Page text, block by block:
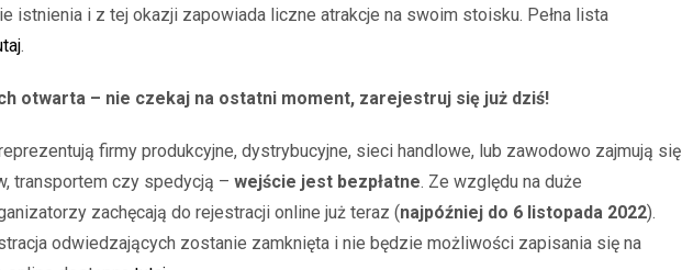
istnienia i z tej okazji zapowiada liczne atrakcje na swoim stoisku. Pełna lista
.
otwarta – nie czekaj na ostatni moment, zarejestruj się już dziś!
firmy produkcyjne, dystrybucyjne, sieci handlowe, lub zawodowo zajmują się
transportem czy spedycją – wejście jest bezpłatne. Ze względu na duże
zachęcają do rejestracji online już teraz (najpóźniej do 6 listopada 2022).
odwiedzających zostanie zamknięta i nie będzie możliwości zapisania się na